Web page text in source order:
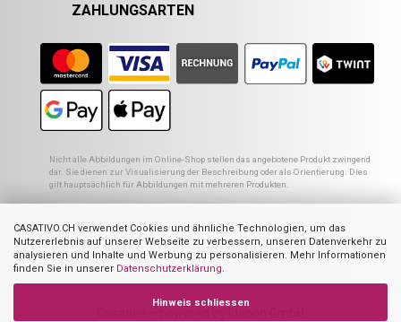
CASATIVO.CH verwendet Cookies und ähnliche Technologien, um das
Nutzererlebnis auf unserer Webseite zu verbessern, unseren Datenverkehr zu
analysieren und Inhalte und Werbung zu personalisieren. Mehr Informationen
finden Sie in unserer Datenschutzerklärung.
Hinweis schliessen
ZAHLUNGSARTEN
Nicht alle Abbildungen im Online-Shop stellen das angebotene Produkt zwingend
dar. Sie dienen zur Visualisierung der Beschreibung oder als Orientierung. Dies
gilt hauptsächlich für Abbildungen mit mehreren Produkten.
Ehemaliger Preis von Casativo
3 Summe der Einzelpreise
4 UVP des Herstellers